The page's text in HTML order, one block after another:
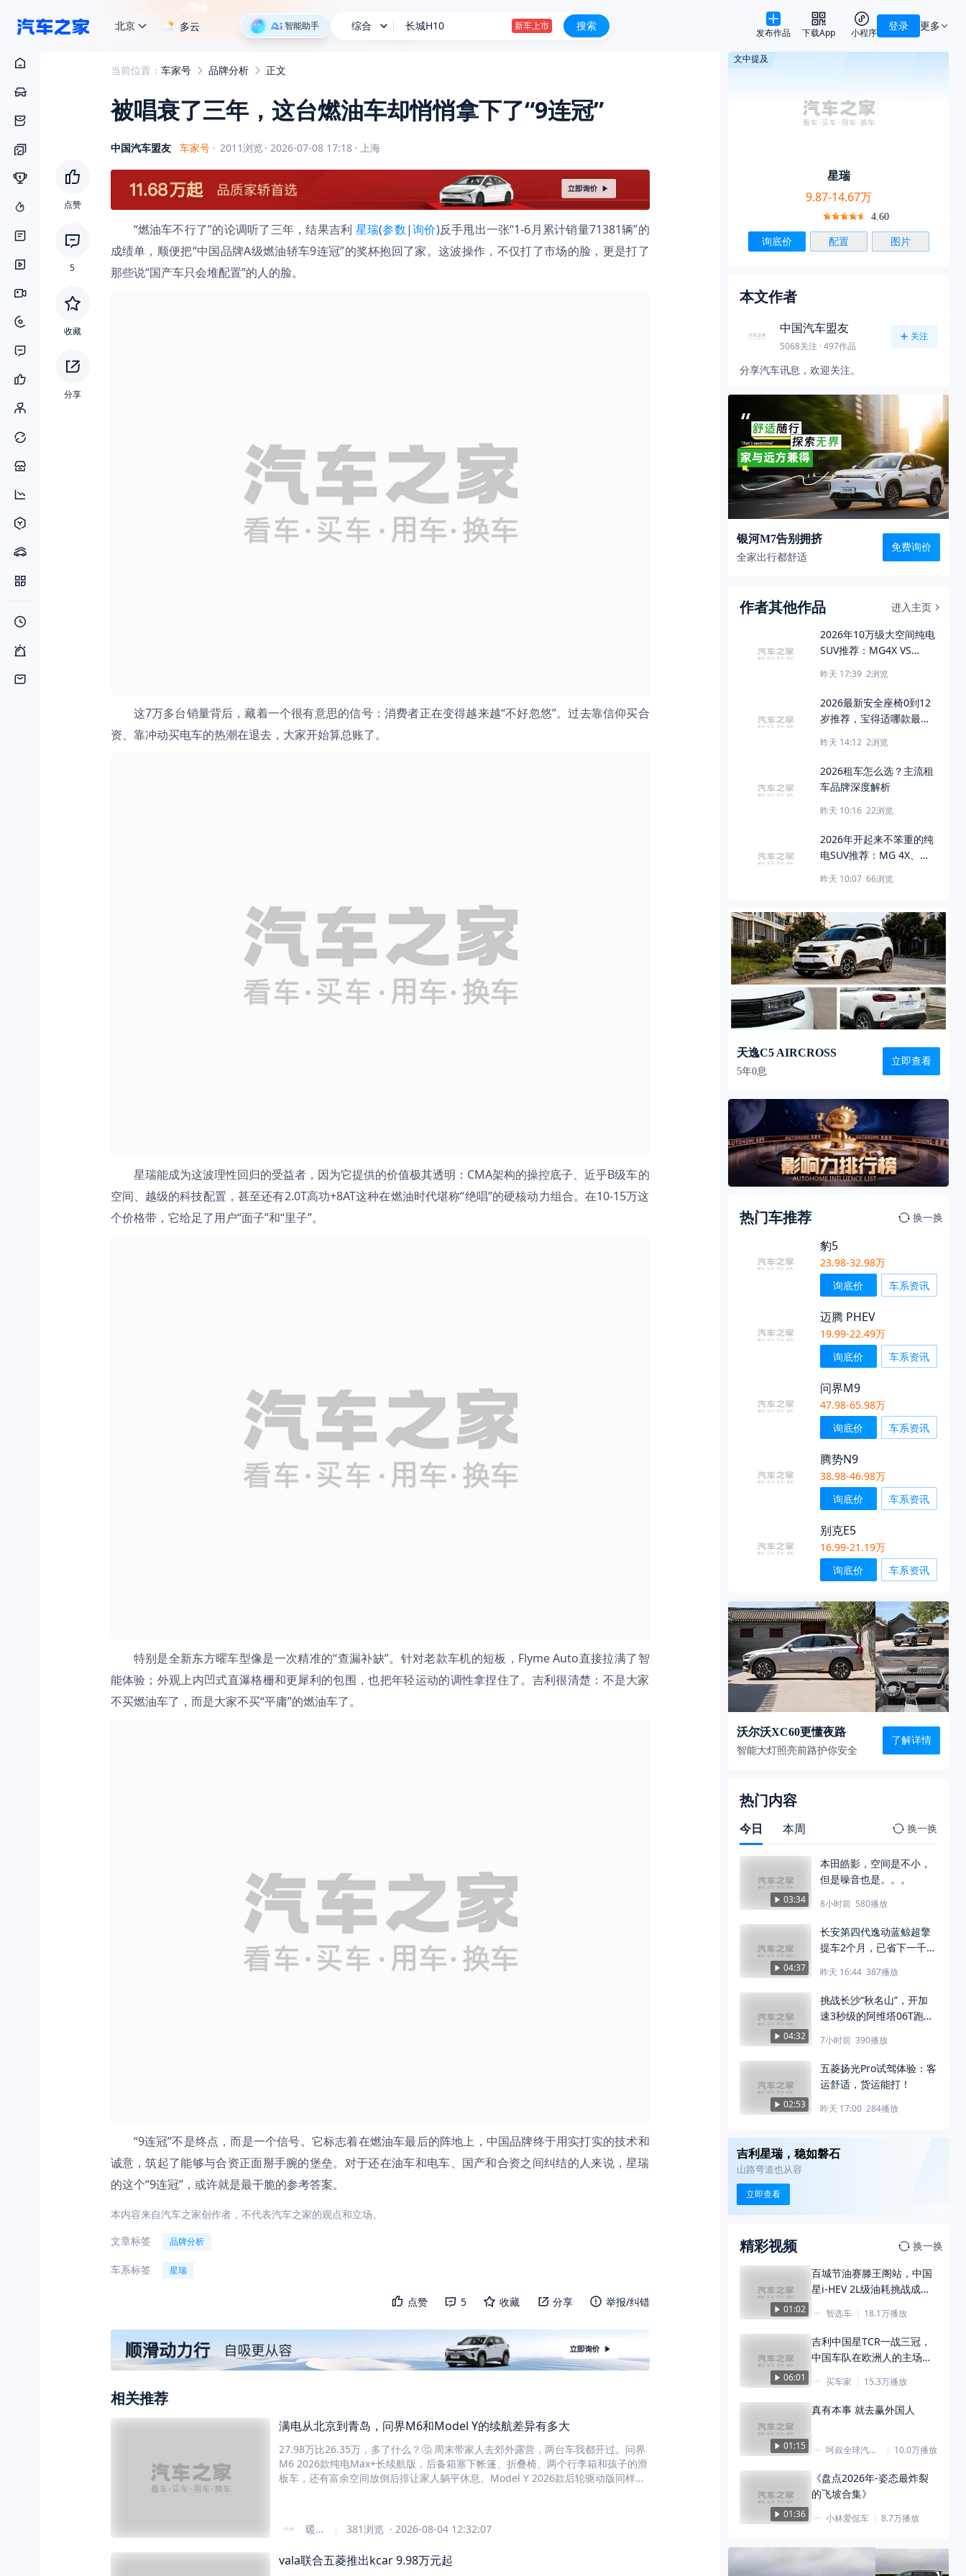
北京 多云 智能助手 综合 长城H10 新车上市
阿维塔07L权益后售21.99万起
搜索 更多
登录
发布作品 下载App 小程序
点赞
5
收藏
分享
当前位置： 车家号 品牌分析 正文
被唱衰了三年，这台燃油车却悄悄拿下了“9连冠”
中国汽车盟友 车家号 · 2011浏览· 2026-07-08 17:18 · 上海
“燃油车不行了”的论调听了三年，结果吉利 星瑞(参数|询价)反手甩出一张“1-6月累计销量71381辆”的
成绩单，顺便把“中国品牌A级燃油轿车9连冠”的奖杯抱回了家。这波操作，不仅打了市场的脸，更是打了
那些说“国产车只会堆配置”的人的脸。
这7万多台销量背后，藏着一个很有意思的信号：消费者正在变得越来越“不好忽悠”。过去靠信仰买合
资、靠冲动买电车的热潮在退去，大家开始算总账了。
星瑞能成为这波理性回归的受益者，因为它提供的价值极其透明：CMA架构的操控底子、近乎B级车的
空间、越级的科技配置，甚至还有2.0T高功+8AT这种在燃油时代堪称“绝唱”的硬核动力组合。在10-15万这
个价格带，它给足了用户“面子”和“里子”。
特别是全新东方曜车型像是一次精准的“查漏补缺”。针对老款车机的短板，Flyme Auto直接拉满了智
能体验；外观上内凹式直瀑格栅和更犀利的包围，也把年轻运动的调性拿捏住了。吉利很清楚：不是大家
不买燃油车了，而是大家不买“平庸”的燃油车了。
“9连冠”不是终点，而是一个信号。它标志着在燃油车最后的阵地上，中国品牌终于用实打实的技术和
诚意，筑起了能够与合资正面掰手腕的堡垒。对于还在油车和电车、国产和合资之间纠结的人来说，星瑞
的这个“9连冠”，或许就是最干脆的参考答案。
本内容来自汽车之家创作者，不代表汽车之家的观点和立场。
文章标签
品牌分析
车系标签 星瑞
点赞 5 收藏 分享 举报/纠错
相关推荐
满电从北京到青岛，问界M6和Model Y的续航差异有多大
27.98万比26.35万，多了什么？🤔 周末带家人去郊外露营，两台车我都开过。问界
M6 2026款纯电Max+长续航版，后备箱塞下帐篷、折叠椅、两个行李箱和孩子的滑
板车，还有富余空间放倒后排让家人躺平休息。Model Y 2026款后轮驱动版同样场
定。 2️⃣ 空间舒适：中大型SUV的车身尺寸，后排腿部空间比Model Y多出一拳多。
暖
汽
｜ 381浏览 · 2026-08-04 12:32:07
vala联合五菱推出kcar 9.98万元起
文中提及
星瑞
9.87-14.67万
4.60
询底价 配置 图片
本文作者
中国汽车盟友
5068关注 ·497作品
关注
分享汽车讯息，欢迎关注。
银河M7告别拥挤
全家出行都舒适
免费询价
作者其他作品
进入主页
2026年10万级大空间纯电
SUV推荐：MG4X VS
昨天 17:39 2浏览
2026最新安全座椅0到12
岁推荐，宝得适哪款最适
昨天 14:12 2浏览
2026租车怎么选？主流租
车品牌深度解析
昨天 10:16 22浏览
2026年开起来不笨重的纯
电SUV推荐：MG 4X、智
昨天 10:07 66浏览
天逸C5 AIRCROSS
5年0息
立即查看
热门车推荐 换一换
豹5
23.98-32.98万
询底价
车系资讯
迈腾 PHEV
19.99-22.49万
询底价
车系资讯
问界M9
47.98-65.98万
询底价
车系资讯
腾势N9
38.98-46.98万
询底价
车系资讯
别克E5
16.99-21.19万
询底价
车系资讯
沃尔沃XC60更懂夜路
智能大灯照亮前路护你安全
了解详情
热门内容
今日 本周 换一换
03:34
本田皓影，空间是不小，
但是噪音也是。。。
8小时前 580播放
04:37
长安第四代逸动蓝鲸超擎
提车2个月，已省下一千三
昨天 16:44 387播放
04:32
挑战长沙“秋名山”，开加
速3秒级的阿维塔06T跑
7小时前 390播放
02:53
五菱扬光Pro试驾体验：客
运舒适，货运能打！
昨天 17:00 284播放
吉利星瑞，稳如磐石
山路弯道也从容
立即查看
精彩视频 换一换
01:02
百城节油赛滕王阁站，中国
星i-HEV 2L级油耗挑战成
智选车 18.1万播放
06:01
吉利中国星TCR一战三冠，
中国车队在欧洲人的主场赢
买车家 15.3万播放
01:15
真有本事 就去赢外国人
呵叔全球汽车
10.0万播放
01:36
《盘点2026年-姿态最炸裂
的飞坡合集》
小林爱侃车 8.7万播放